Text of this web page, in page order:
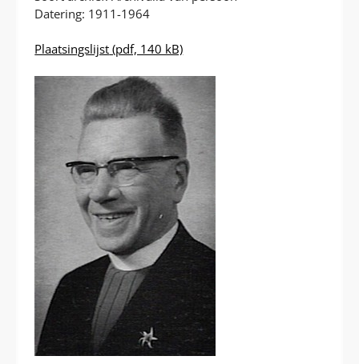
Datering: 1911-1964
Plaatsingslijst (pdf, 140 kB)